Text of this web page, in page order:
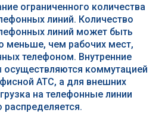
ограниченного количества
линий. Количество
линий может быть
меньше, чем рабочих мест,
телефоном. Внутренние
осуществляются коммутацией
АТС, а для внешних
на телефонные линии
распределяется.